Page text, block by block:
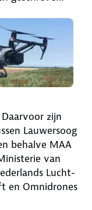
zijn
Lauwersoog
behalve MAA
van
Lucht-
en Omnidrones